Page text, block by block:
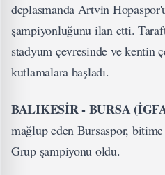
deplasmanda Artvin
şampiyonluğunu ilan etti.
stadyum çevresinde ve kentin
kutlamalara başladı.
BALIKESİR - BURSA
mağlup eden Bursaspor,
Grup şampiyonu oldu.